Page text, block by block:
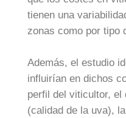
tienen una
zonas como por tipo
Además, el estudio
influirían en dichos
perfil del viticultor, el
(calidad de la uva),